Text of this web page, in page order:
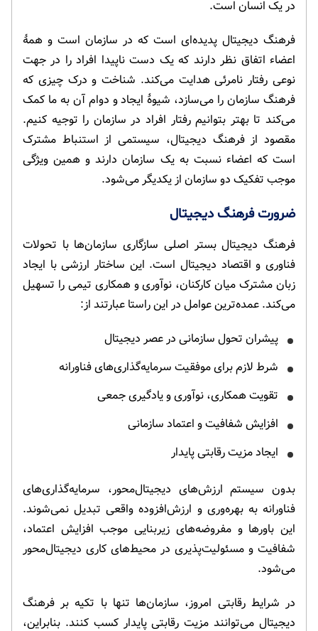
در یک انسان است.
فرهنگ دیجیتال پدیده‌ای است که در سازمان است و همۀ
اعضاء اتفاق نظر دارند که یک دست ناپیدا افراد را در جهت
نوعی رفتار نامرئی هدایت می‌کند. شناخت و درک چیزی که
فرهنگ سازمان را می‌سازد، شیوۀ ایجاد و دوام آن به ما کمک
می‌کند تا بهتر بتوانیم رفتار افراد در سازمان را توجیه کنیم.
مقصود از فرهنگ دیجیتال، سیستمی از استنباط مشترک
است که اعضاء نسبت به یک سازمان دارند و همین ویژگی
موجب تفکیک دو سازمان از یکدیگر می‌شود.
ضرورت فرهنگ دیجیتال
فرهنگ دیجیتال بستر اصلی سازگاری سازمان‌ها با تحولات
فناوری و اقتصاد دیجیتال است. این ساختار ارزشی با ایجاد
زبان مشترک میان کارکنان، نوآوری و همکاری تیمی را تسهیل
می‌کند. عمده‌ترین عوامل در این راستا عبارتند از:
پیشران تحول سازمانی در عصر دیجیتال
شرط لازم برای موفقیت سرمایه‌گذاری‌های فناورانه
تقویت همکاری، نوآوری و یادگیری جمعی
افزایش شفافیت و اعتماد سازمانی
ایجاد مزیت رقابتی پایدار
بدون سیستم ارزش‌های دیجیتال‌محور، سرمایه‌گذاری‌های
فناورانه به بهره‌وری و ارزش‌افزوده واقعی تبدیل نمی‌شوند.
این باورها و مفروضه‌های زیربنایی موجب افزایش اعتماد،
شفافیت و مسئولیت‌پذیری در محیط‌های کاری دیجیتال‌محور
می‌شود.
در شرایط رقابتی امروز، سازمان‌ها تنها با تکیه بر فرهنگ
دیجیتال می‌توانند مزیت رقابتی پایدار کسب کنند. بنابراین،